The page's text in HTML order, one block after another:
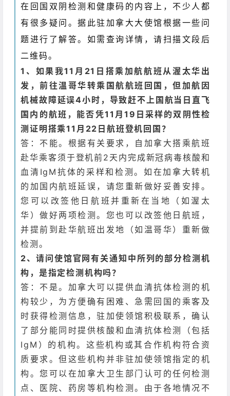
在回国双阴检测和健康码的内容上，不少人都
有很多疑问。据此驻加拿大大使馆根据一些问
题进行了解答。如需查询详情，请扫描文段后
二维码。
1、如果我11月21日搭乘加航航班从渥太华出
发，前往温哥华转乘国航航班回国，但加航因
机械故障延误4小时，导致赶不上国航当日直飞
国内的航班，能否凭11月19日采样的双阴性检
测证明搭乘11月22日航班登机回国？
答：不能。根据有关要求，自加拿大搭乘航班
赴华乘客须于登机前2天内完成新冠病毒核酸和
血清IgM抗体的采样和检测。如在加拿大转机
的加国内航班延误，请您重新做好妥善安排。
您可以改签他日航班并重新在当地（如渥太
华）做好两项检测。您也可以改签他日航班，
并提前到赴华航班出发地（如温哥华）重新做
检测。
2、请问使馆官网有关通知中所列的部分检测机
构，是指定检测机构吗？
答：不是。加拿大可以提供血清抗体检测的机
构较少，为方便确有困难、急需回国的乘客及
时获得检测信息，驻加使领馆积极联系，确认
了部分能同时提供核酸和血清抗体检测（包括
IgM）的机构。这些机构或其合作机构符合资
质要求。但这些机构并非驻加使领馆指定的机
构。您可以在加拿大卫生部门认可的任何检测
点、医院、药房等机构检测。由于各地情况不